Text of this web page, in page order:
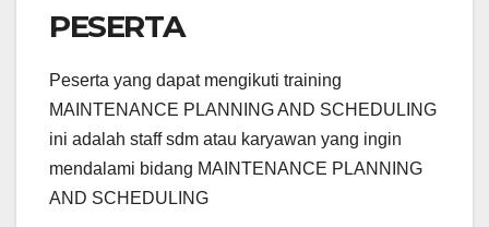
PESERTA
Peserta yang dapat mengikuti training
MAINTENANCE PLANNING AND SCHEDULING
ini adalah staff sdm atau karyawan yang ingin
mendalami bidang MAINTENANCE PLANNING
AND SCHEDULING